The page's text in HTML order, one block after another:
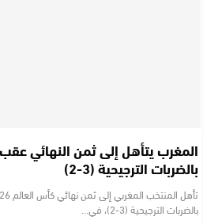
المغرب يتأهل إلى ثمن النهائي
بالضربات الترجيحية (3-2)
بالضربات الترجيحية (3-2)، في…